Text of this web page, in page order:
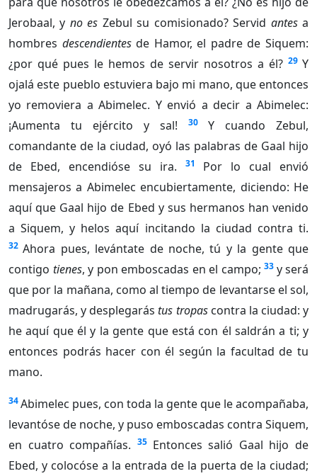
Jerobaal, y no es Zebul su comisionado? Servid antesa
hombres descendientesde Hamor, el padre de Siquem:
¿por qué pues le hemos de servir nosotros a él? 29 Y
ojalá este pueblo estuviera bajo mi mano, que entonces
yo removiera a Abimelec. Y envió a decir a Abimelec:
¡Aumenta tu ejército y sal!
30
Y cuando Zebul,
comandante de la ciudad, oyó las palabras de Gaal hijo
de Ebed, encendióse su ira.
31
Por lo cual envió
mensajeros a Abimelec encubiertamente, diciendo: He
aquí que Gaal hijo de Ebed y sus hermanos han venido
a Siquem, y helos aquí incitando la ciudad contra ti.
32 Ahora pues, levántate de noche, tú y la gente que
contigo tienes, y pon emboscadas en el campo; 33 y será
que por la mañana, como al tiempo de levantarse el sol,
madrugarás, y desplegarástus tropascontra la ciudad: y
he aquí que él y la gente que está con él saldrán a ti; y
entonces podrás hacer con él según la facultad de tu
mano.
34Abimelec pues, con toda la gente que le acompañaba,
levantóse de noche, y puso emboscadas contra Siquem,
en cuatro compañías. 35 Entonces salió Gaal hijo de
Ebed, y colocóse a la entrada de la puerta de la ciudad;